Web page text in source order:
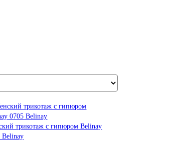
трикотаж с гипюром Belinay
Belinay